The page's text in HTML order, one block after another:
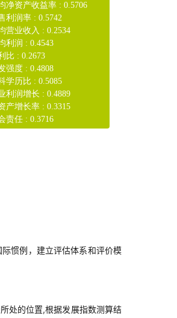
净资产收益率 : 0.5706
利润率 : 0.5742
营业收入 : 0.2534
利润 : 0.4543
比 : 0.2673
强度 : 0.4808
学历比 : 0.5085
利润增长 : 0.4889
产增长率 : 0.3315
责任 : 0.3716
惯例，建立评估体系和评价模
处的位置,根据发展指数测算结